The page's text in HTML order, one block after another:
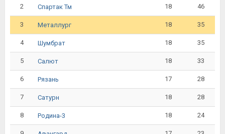
2 Спартак Тм 18 46
3 Металлург 18 35
4 Шумбрат 18 35
5 Салют 18 33
6 Рязань 17 28
7 Сатурн 18 28
8 Родина-3 18 24